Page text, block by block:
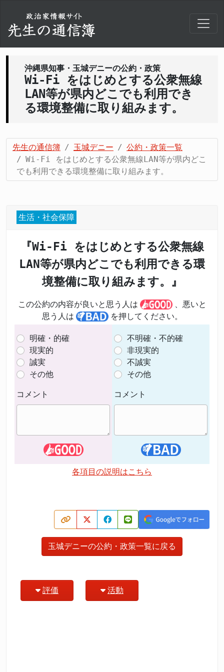
沖縄県知事・玉城デニーの公約・政策
Wi-Fi をはじめとする公衆無線
LAN等が県内どこでも利用でき
る環境整備に取り組みます。
先生の通信簿 玉城デニー
公約・政策一覧
Wi-Fi をはじめとする公衆無線LAN等が県内どこ
でも利用できる環境整備に取り組みます。
生活・社会保障
『Wi-Fi をはじめとする公衆無線
LAN等が県内どこでも利用できる環
境整備に取り組みます。』
この公約の内容が良いと思う人は
、悪いと
思う人は
を押してください。
明確・的確
現実的
誠実
その他
コメント
不明確・不的確
非現実的
不誠実
その他
コメント
各項目の説明はこちら
玉城デニーの公約・政策一覧に戻る
評価 活動